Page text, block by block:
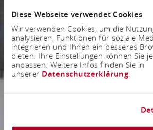
Diese Webseite verwendet Cookies
Wir verwenden Cookies, um die
analysieren, Funktionen für soziale
integrieren und Ihnen ein besseres
bieten. Ihre Einstellungen können Sie
anpassen. Weitere Infos finden Sie in
unserer Datenschutzerklärung.